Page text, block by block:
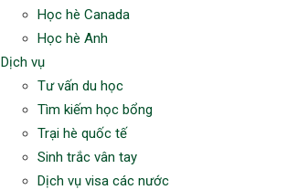
Học hè Canada
Học hè Anh
Dịch vụ
Tư vấn du học
Tìm kiếm học bổng
Trại hè quốc tế
Sinh trắc vân tay
Dịch vụ visa các nước